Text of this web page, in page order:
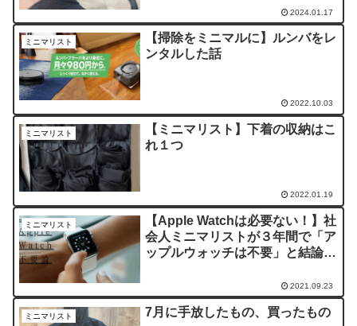
2024.01.17
ミニマリスト
【掃除をミニマルに】ルンバをレ
ンタルした話
2022.10.03
ミニマリスト
【ミニマリスト】下着の収納はこ
れ１つ
2022.01.19
ミニマリスト
【Apple Watchは必要ない！】社
会人ミニマリストが３年間で「ア
ップルウォッチは不要」と結論つ
2021.09.23
ミニマリスト 7月に手放したもの、買ったもの